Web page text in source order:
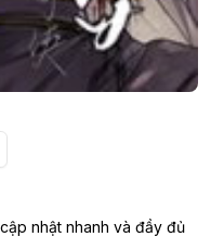
nhật nhanh và đầy đủ